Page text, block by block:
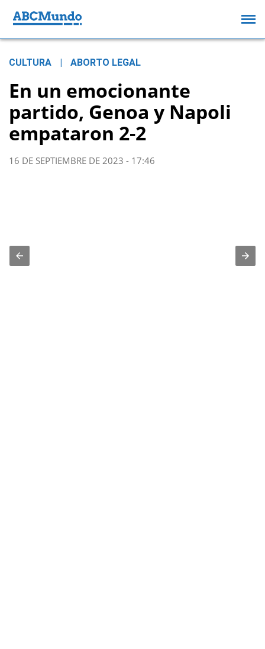
CULTURA ABORTO LEGAL
En un emocionante
partido, Genoa y Napoli
empataron 2-2
16 DE SEPTIEMBRE DE 2023 - 17:46